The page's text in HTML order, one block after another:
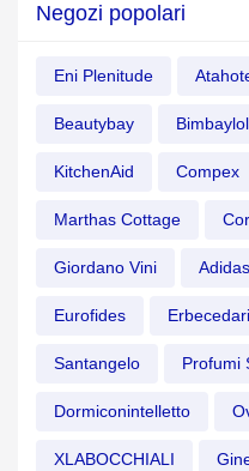
Negozi popolari
Eni Plenitude
Beautybay
KitchenAid Compex
Marthas Cottage
Giordano Vini Adidas
Eurofides
Santangelo Profumi
Dormiconintelletto
XLABOCCHIALI